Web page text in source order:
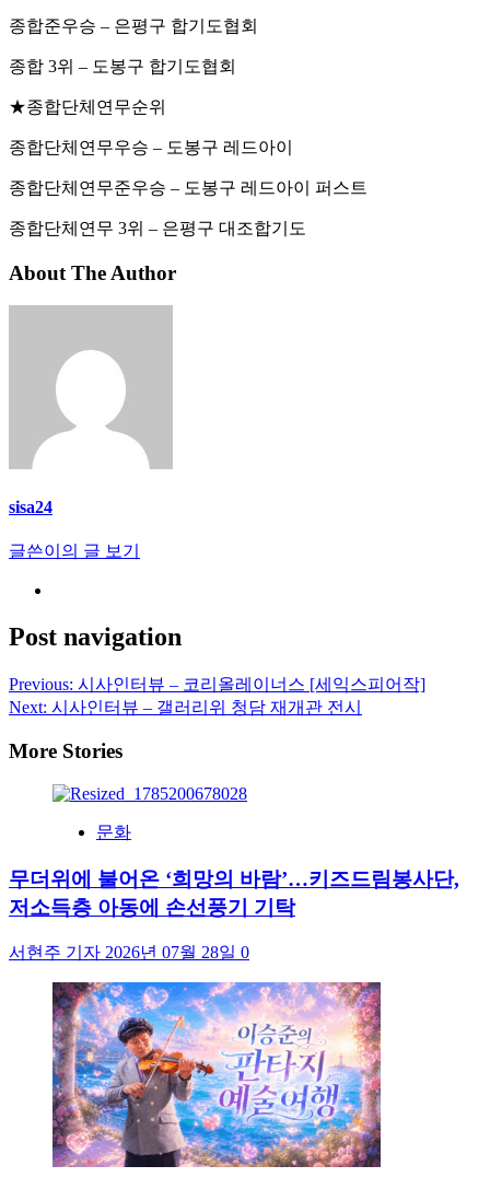
종합준우승 – 은평구 합기도협회
종합 3위 – 도봉구 합기도협회
★종합단체연무순위
종합단체연무우승 – 도봉구 레드아이
종합단체연무준우승 – 도봉구 레드아이 퍼스트
종합단체연무 3위 – 은평구 대조합기도
About The Author
sisa24
글쓴이의 글 보기
Post navigation
Previous: 시사인터뷰 – 코리올레이너스 [세익스피어작]
Next: 시사인터뷰 – 갤러리위 청담 재개관 전시
More Stories
문화
무더위에 불어온 ‘희망의 바람’…키즈드림봉사단,
저소득층 아동에 손선풍기 기탁
서현주 기자 2026년 07월 28일 0